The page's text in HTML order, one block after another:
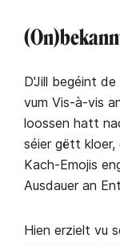
D'Jill begéint
vum Vis-à-vis
loossen hatt
séier gëtt
Kach-Emojis
Ausdauer an
Hien erzielt vu